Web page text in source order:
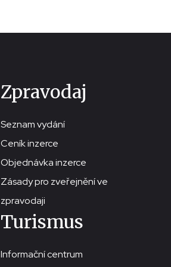
Zpravodaj
Seznam vydání
Ceník inzerce
Objednávka inzerce
Zásady pro zveřejnění ve
zpravodaji
Turismus
Informační centrum